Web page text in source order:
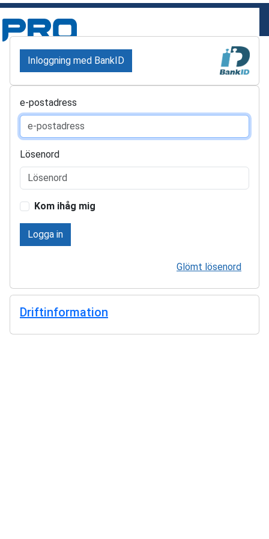
Inloggning med BankID
e-postadress
Lösenord
Kom ihåg mig
Logga in
Glömt lösenord
Driftinformation